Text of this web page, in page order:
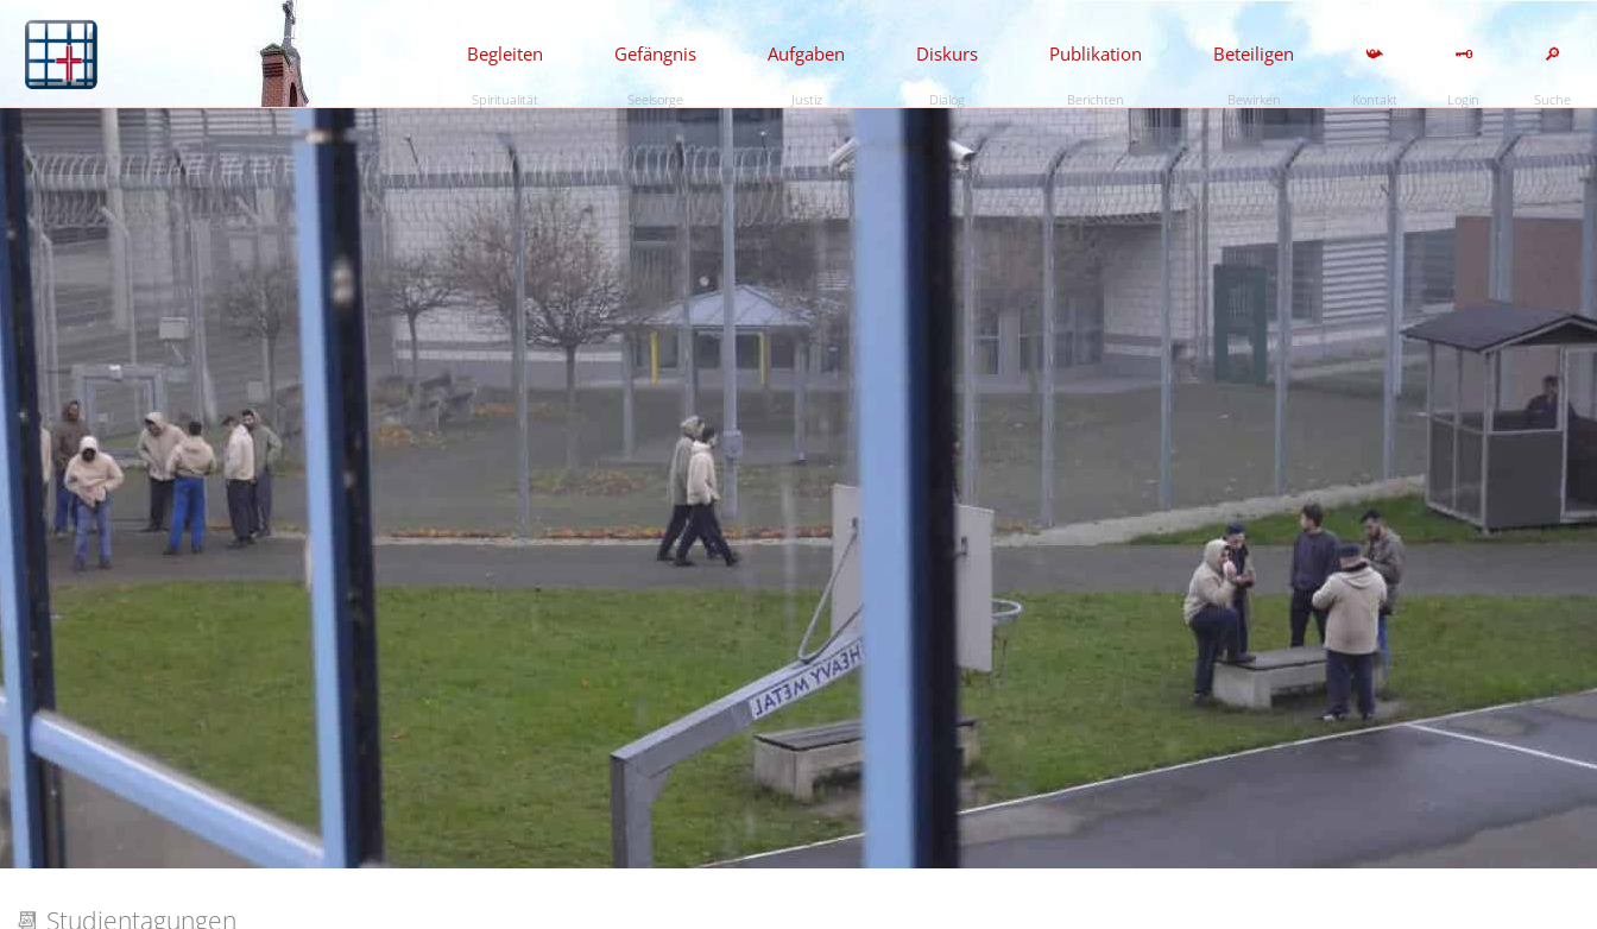
Begleiten
Spiritualität
Gefängnis
Seelsorge
Aufgaben
Justiz
Diskurs
Dialog
Publikation
Berichten
Beteiligen
Bewirken
📯
Kontakt
🗝️
Login
🔎
Suche
📆 Studientagungen